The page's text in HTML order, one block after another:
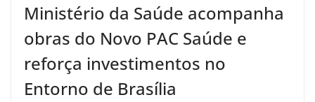
Ministério da Saúde acompanha
obras do Novo PAC Saúde e
reforça investimentos no
Entorno de Brasília